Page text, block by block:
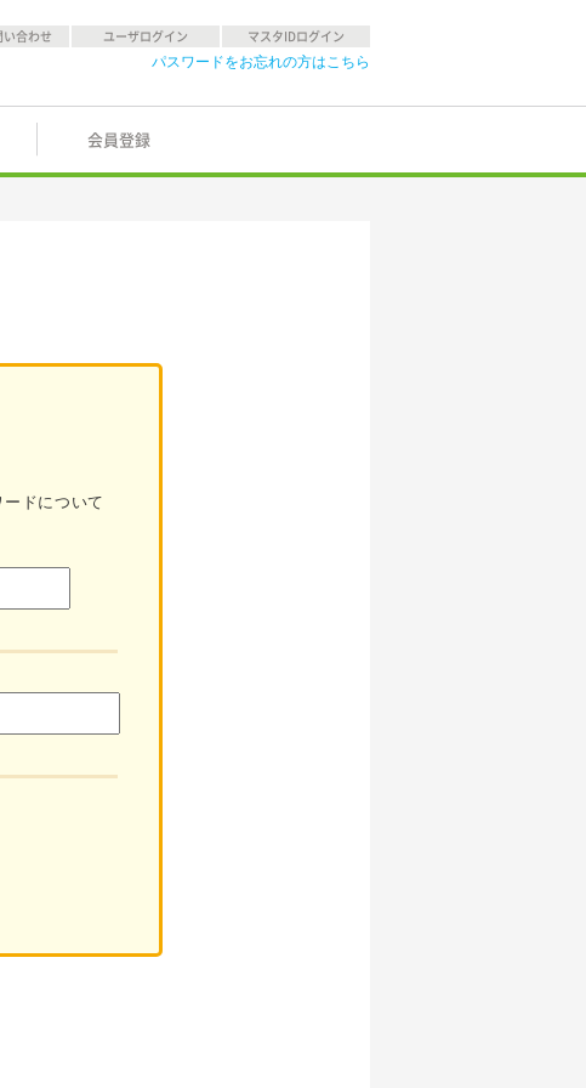
い合わせ ユーザログイン マスタIDログイン
パスワードをお忘れの方はこちら
会員登録
ドについて